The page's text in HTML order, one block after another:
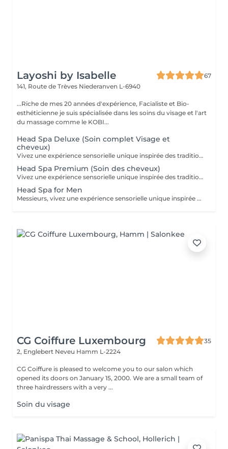
Layoshi by Isabelle
67
141, Route de Trèves Niederanven L-6940
...Riche de mes 20 années d'expérience, Facialiste et Bio-
esthéticienne je suis spécialisée dans les soins du visage et l'art
du massage comme le KOBI...
Head Spa Deluxe (Soin complet Visage et
cheveux)
Vivez une expérience sensorielle unique inspirée des traditions anciennes japonaises dédiées au soin du corps et à l'apaisement de l'esprit. Le Head Spa combine soin des cheveux et du visage pour améliorer la revitalisation du cuir chevelu tout en favorisant la réduction du stress et la relaxation générale: - Démaquillage du visage - Massage du visage manuel "coup d'éclat" - Massage manuel des épaules, de la nuque et du cuir chevelu à l'huile précieuse et utilisation de différents outils - Fontaine d'eau chaude - Masque visage hydratant - Shampoing - Masque capillaire sous bain de vapeur + sérum - Massage des mains et des bras. - Crème + Sérum visage hydradants - Séchage des cheveux (15 minutes)
Head Spa Premium (Soin des cheveux)
Vivez une expérience sensorielle unique inspirée des traditions anciennes japonaises dédiées au soin du corps et à l'apaisement de l'esprit. Le Head Spa combine soin des cheveux et du visage pour améliorer la revitalisation du cuir chevelu tout en favorisant la réduction du stress et la relaxation générale: - Démaquillage du visage - Massage manuel des épaules, de la nuque et du cuir chevelu à l'huile précieuse et utilisation de différents outils - Fontaine d'eau chaude - Shampoing - Masque capillaire sous bain de vapeur + sérum - Massage des mains et des bras. - Séchage des cheveux (15 minutes)
Head Spa for Men
Messieurs, vivez une expérience sensorielle unique inspirée des traditions anciennes japonaises dédiées au soin du corps et à l'apaisement de l'esprit adapté à votre peau. Le Head Spa combine soin des cheveux et du visage pour améliorer la revitalisation du cuir chevelu tout en favorisant la réduction du stress et la relaxation générale: - Soin du visage (nettoyage, massage, masque et/ou soin de la barbe) - Massage manuel des épaules, de la nuque et du cuir chevelu à l'huile précieuse et utilisation de différents outils - Fontaine d'eau chaude - Shampoing - Sérum capillaire - Séchage des cheveux
CG Coiffure Luxembourg
35
2, Englebert Neveu Hamm L-2224
CG Coiffure is pleased to welcome you to our salon which
opened its doors on January 15, 2000. We are a small team of
three hairdressers with a very ...
Soin du visage